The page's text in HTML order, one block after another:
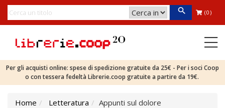
(0)
Per gli acquisti online: spese di spedizione gratuite da 25€ - Per i soci Coop
o con tessera fedeltà Librerie.coop gratuite a partire da 19€.
Home Letteratura Appunti sul dolore